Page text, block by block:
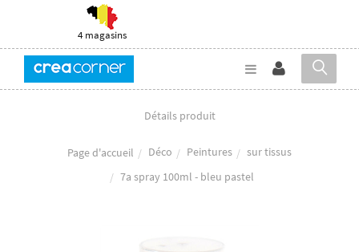
4 magasins
Détails produit
Page d'accueil Déco Peintures
sur tissus
7a spray 100ml - bleu pastel